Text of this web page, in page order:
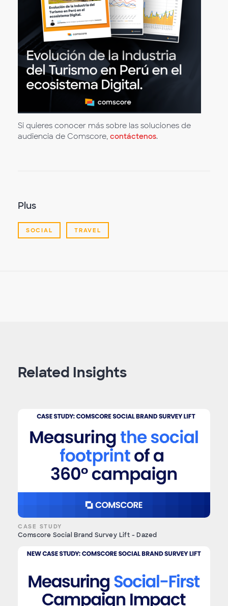
Si quieres conocer más sobre las soluciones de
audiencia de Comscore, contáctenos.
Plus
SOCIAL TRAVEL
Related Insights
CASE STUDY
Comscore Social Brand Survey Lift - Dazed